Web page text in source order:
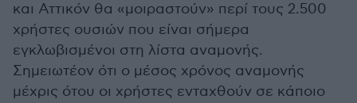
και Αττικόν θα «μοιραστούν» περί τους 2.500
χρήστες ουσιών που είναι σήμερα
εγκλωβισμένοι στη λίστα αναμονής.
Σημειωτέον ότι ο µέσος χρόνος αναμονής
μέχρις ότου οι χρήστες ενταχθούν σε κάποιο